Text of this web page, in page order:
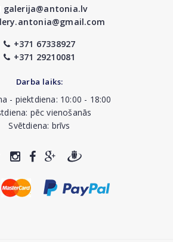
galerija@antonia.lv
+371 67338927
+371 29210081
Darba laiks:
- piektdiena: 10:00 - 18:00
pēc vienošanās
Svētdiena: brīvs